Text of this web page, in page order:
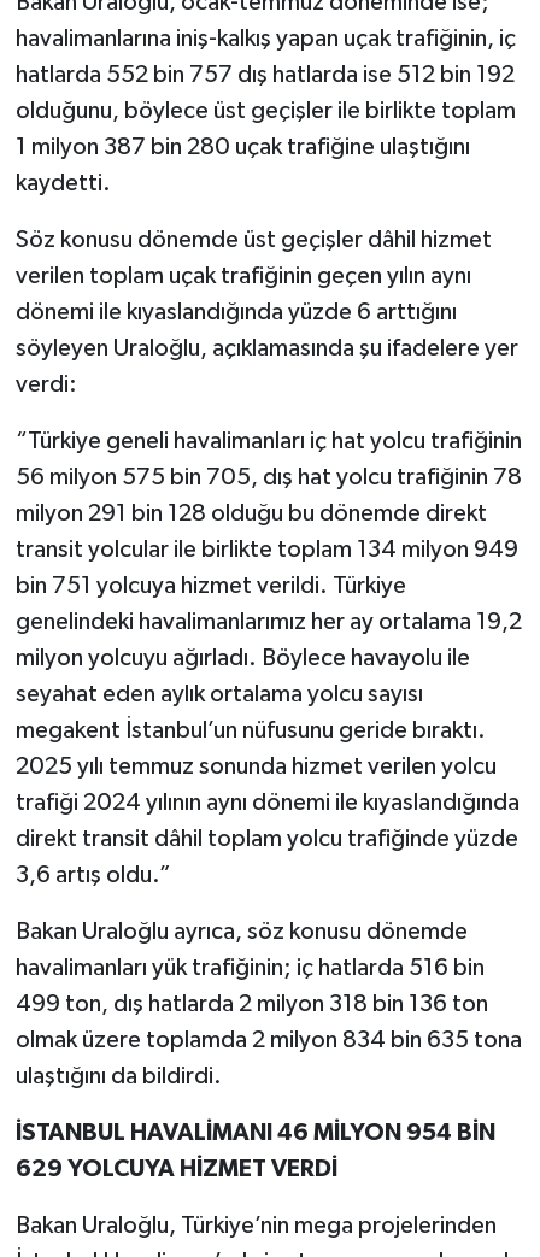
havalimanlarına iniş-kalkış yapan uçak trafiğinin, iç
hatlarda 552 bin 757 dış hatlarda ise 512 bin 192
olduğunu, böylece üst geçişler ile birlikte toplam
1 milyon 387 bin 280 uçak trafiğine ulaştığını
kaydetti.
Söz konusu dönemde üst geçişler dâhil hizmet
verilen toplam uçak trafiğinin geçen yılın aynı
dönemi ile kıyaslandığında yüzde 6 arttığını
söyleyen Uraloğlu, açıklamasında şu ifadelere yer
verdi:
“Türkiye geneli havalimanları iç hat yolcu trafiğinin
56 milyon 575 bin 705, dış hat yolcu trafiğinin 78
milyon 291 bin 128 olduğu bu dönemde direkt
transit yolcular ile birlikte toplam 134 milyon 949
bin 751 yolcuya hizmet verildi. Türkiye
genelindeki havalimanlarımız her ay ortalama 19,2
milyon yolcuyu ağırladı. Böylece havayolu ile
seyahat eden aylık ortalama yolcu sayısı
megakent İstanbul’un nüfusunu geride bıraktı.
2025 yılı temmuz sonunda hizmet verilen yolcu
trafiği 2024 yılının aynı dönemi ile kıyaslandığında
direkt transit dâhil toplam yolcu trafiğinde yüzde
3,6 artış oldu.”
Bakan Uraloğlu ayrıca, söz konusu dönemde
havalimanları yük trafiğinin; iç hatlarda 516 bin
499 ton, dış hatlarda 2 milyon 318 bin 136 ton
olmak üzere toplamda 2 milyon 834 bin 635 tona
ulaştığını da bildirdi.
İSTANBUL HAVALİMANI 46 MİLYON 954 BİN
629 YOLCUYA HİZMET VERDİ
Bakan Uraloğlu, Türkiye’nin mega projelerinden